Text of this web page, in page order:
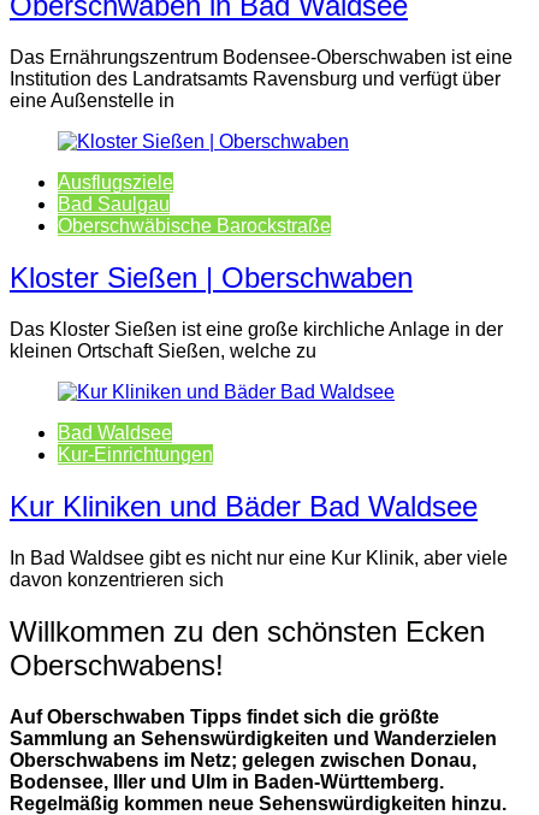
Das Ernährungszentrum Bodensee-Oberschwaben ist eine
Institution des Landratsamts Ravensburg und verfügt über
eine Außenstelle in
Ausflugsziele
Bad Saulgau
Oberschwäbische Barockstraße
Kloster Sießen | Oberschwaben
Das Kloster Sießen ist eine große kirchliche Anlage in der
kleinen Ortschaft Sießen, welche zu
Bad Waldsee
Kur-Einrichtungen
Kur Kliniken und Bäder Bad Waldsee
In Bad Waldsee gibt es nicht nur eine Kur Klinik, aber viele
davon konzentrieren sich
Willkommen zu den schönsten Ecken
Oberschwabens!
Auf Oberschwaben Tipps findet sich die größte
Sammlung an Sehenswürdigkeiten und Wanderzielen
Oberschwabens im Netz; gelegen zwischen Donau,
Bodensee, Iller und Ulm in Baden-Württemberg.
Regelmäßig kommen neue Sehenswürdigkeiten hinzu.